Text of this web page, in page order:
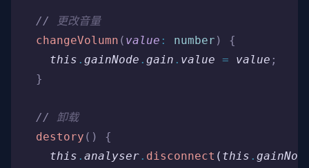
  //
更改音量
  changeVolumn
( value : number )
{
    this
. gainNode . gain . value = value ;
  }
  //
卸载
  destory
()
{
    this
. analyser . disconnect ( this .